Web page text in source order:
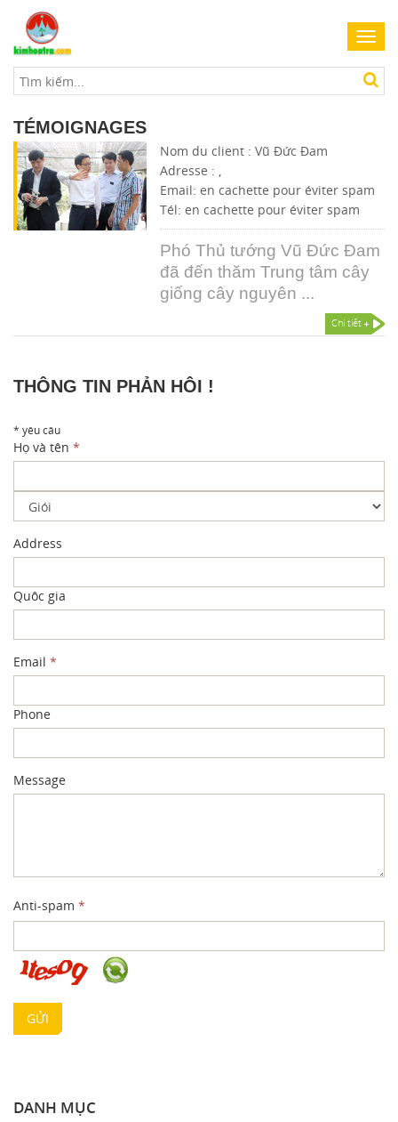
TÉMOIGNAGES
Nom du client : Vũ Đức Đam
Adresse : ,
Email: en cachette pour éviter spam
Tél: en cachette pour éviter spam
Phó Thủ tướng Vũ Đức Đam
đã đến thăm Trung tâm cây
giống cây nguyên ...
Chi tiết
THÔNG TIN PHẢN HÔI !
* yêu câu
Họ và tên *
Address
Quôc gia
Email *
Phone
Message
Anti-spam *
GỬI
DANH MỤC